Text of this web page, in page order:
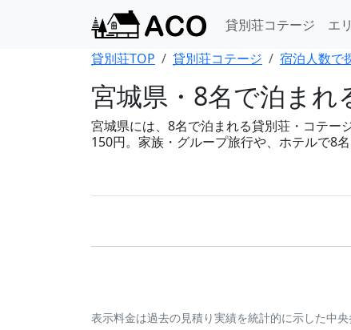
貸別荘コテージ エ
貸別荘TOP
貸別荘コテージ 宿泊人数で
宮城県・8名で泊ま
宮城県には、8名で泊まれる貸別荘・コテー
150円。家族・グループ旅行や、ホテルで8
表示料金は過去の見積り実績を統計的に示した中